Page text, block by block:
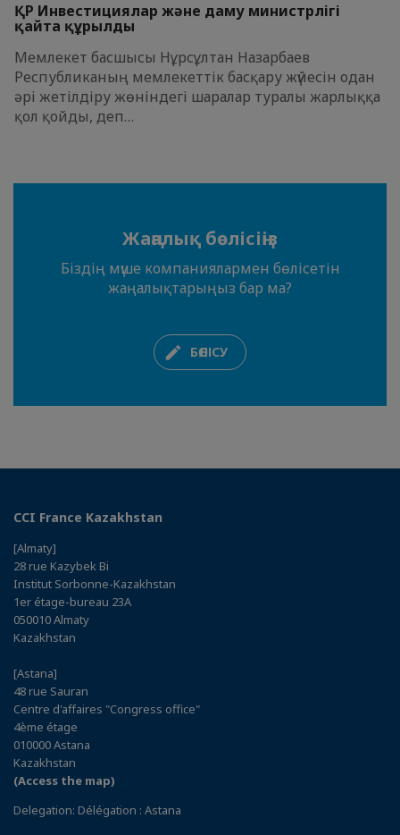
ҚР Инвестициялар және даму министрлігі
қайта құрылды
Мемлекет басшысы Нұрсұлтан Назарбаев
Республиканың мемлекеттік басқару жүйесін одан
әрі жетілдіру жөніндегі шаралар туралы жарлыққа
қол қойды, деп…
Жаңалық бөлісіңіз
Біздің мүше компаниялармен бөлісетін
жаңалықтарыңыз бар ма?
БӨЛІСУ
CCI France Kazakhstan
[Almaty]
28 rue Kazybek Bi
Institut Sorbonne-Kazakhstan
1er étage-bureau 23A
050010 Almaty
Kazakhstan
[Astana]
48 rue Sauran
Centre d'affaires "Congress office"
4ème étage
010000 Astana
Kazakhstan
(Access the map)
Delegation: Délégation : Astana